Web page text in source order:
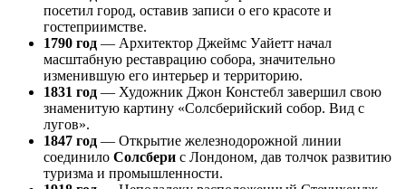
посетил город, оставив записи о его красоте и
гостеприимстве.
1790 год — Архитектор Джеймс Уайетт начал
масштабную реставрацию собора, значительно
изменившую его интерьер и территорию.
1831 год — Художник Джон Констебл завершил свою
знаменитую картину «Солсберийский собор. Вид с
лугов».
1847 год — Открытие железнодорожной линии
соединило Солсбери с Лондоном, дав толчок развитию
туризма и промышленности.